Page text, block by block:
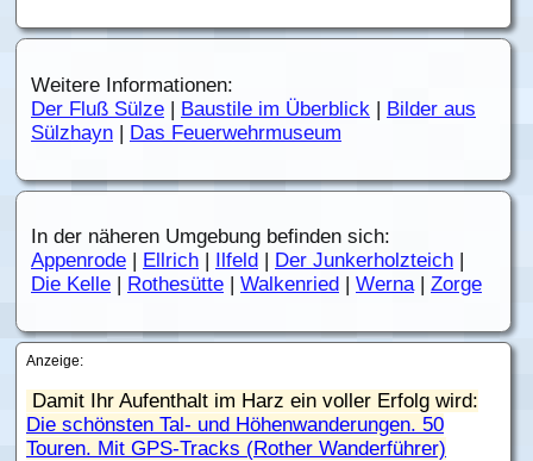
Weitere Informationen:
Der Fluß Sülze | Baustile im Überblick | Bilder aus
Sülzhayn | Das Feuerwehrmuseum
In der näheren Umgebung befinden sich:
Appenrode
Ellrich Ilfeld Der Junkerholzteich
Die Kelle
Rothesütte Walkenried Werna| Zorge
Anzeige:
Damit Ihr Aufenthalt im Harz ein voller Erfolg wird:
Die schönsten Tal- und Höhenwanderungen. 50
Touren. Mit GPS-Tracks (Rother Wanderführer)